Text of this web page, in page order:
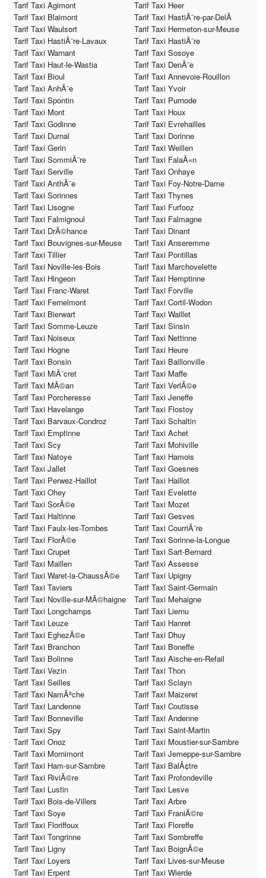
Tarif Taxi Agimont
Tarif Taxi Heer
Tarif Taxi Blaimont
Tarif Taxi HastiÃ¨re-par-DelÃ
Tarif Taxi Waulsort
Tarif Taxi Hermeton-sur-Meuse
Tarif Taxi HastiÃ¨re-Lavaux
Tarif Taxi HastiÃ¨re
Tarif Taxi Warnant
Tarif Taxi Sosoye
Tarif Taxi Haut-le-Wastia
Tarif Taxi DenÃ¨e
Tarif Taxi Bioul
Tarif Taxi Annevoie-Rouillon
Tarif Taxi AnhÃ¨e
Tarif Taxi Yvoir
Tarif Taxi Spontin
Tarif Taxi Purnode
Tarif Taxi Mont
Tarif Taxi Houx
Tarif Taxi Godinne
Tarif Taxi Evrehailles
Tarif Taxi Durnal
Tarif Taxi Dorinne
Tarif Taxi Gerin
Tarif Taxi Weillen
Tarif Taxi SommiÃ¨re
Tarif Taxi FalaÃ«n
Tarif Taxi Serville
Tarif Taxi Onhaye
Tarif Taxi AnthÃ¨e
Tarif Taxi Foy-Notre-Dame
Tarif Taxi Sorinnes
Tarif Taxi Thynes
Tarif Taxi Lisogne
Tarif Taxi Furfooz
Tarif Taxi Falmignoul
Tarif Taxi Falmagne
Tarif Taxi DrÃ©hance
Tarif Taxi Dinant
Tarif Taxi Bouvignes-sur-Meuse
Tarif Taxi Anseremme
Tarif Taxi Tillier
Tarif Taxi Pontillas
Tarif Taxi Noville-les-Bois
Tarif Taxi Marchovelette
Tarif Taxi Hingeon
Tarif Taxi Hemptinne
Tarif Taxi Franc-Waret
Tarif Taxi Forville
Tarif Taxi Fernelmont
Tarif Taxi Cortil-Wodon
Tarif Taxi Bierwart
Tarif Taxi Waillet
Tarif Taxi Somme-Leuze
Tarif Taxi Sinsin
Tarif Taxi Noiseux
Tarif Taxi Nettinne
Tarif Taxi Hogne
Tarif Taxi Heure
Tarif Taxi Bonsin
Tarif Taxi Baillonville
Tarif Taxi MiÃ¨cret
Tarif Taxi Maffe
Tarif Taxi MÃ©an
Tarif Taxi VerlÃ©e
Tarif Taxi Porcheresse
Tarif Taxi Jeneffe
Tarif Taxi Havelange
Tarif Taxi Flostoy
Tarif Taxi Barvaux-Condroz
Tarif Taxi Schaltin
Tarif Taxi Emptinne
Tarif Taxi Achet
Tarif Taxi Scy
Tarif Taxi Mohiville
Tarif Taxi Natoye
Tarif Taxi Hamois
Tarif Taxi Jallet
Tarif Taxi Goesnes
Tarif Taxi Perwez-Haillot
Tarif Taxi Haillot
Tarif Taxi Ohey
Tarif Taxi Evelette
Tarif Taxi SorÃ©e
Tarif Taxi Mozet
Tarif Taxi Haltinne
Tarif Taxi Gesves
Tarif Taxi Faulx-les-Tombes
Tarif Taxi CourriÃ¨re
Tarif Taxi FlorÃ©e
Tarif Taxi Sorinne-la-Longue
Tarif Taxi Crupet
Tarif Taxi Sart-Bernard
Tarif Taxi Maillen
Tarif Taxi Assesse
Tarif Taxi Waret-la-ChaussÃ©e
Tarif Taxi Upigny
Tarif Taxi Taviers
Tarif Taxi Saint-Germain
Tarif Taxi Noville-sur-MÃ©haigne
Tarif Taxi Mehaigne
Tarif Taxi Longchamps
Tarif Taxi Liernu
Tarif Taxi Leuze
Tarif Taxi Hanret
Tarif Taxi EghezÃ©e
Tarif Taxi Dhuy
Tarif Taxi Branchon
Tarif Taxi Boneffe
Tarif Taxi Bolinne
Tarif Taxi Aische-en-Refail
Tarif Taxi Vezin
Tarif Taxi Thon
Tarif Taxi Seilles
Tarif Taxi Sclayn
Tarif Taxi NamÃªche
Tarif Taxi Maizeret
Tarif Taxi Landenne
Tarif Taxi Coutisse
Tarif Taxi Bonneville
Tarif Taxi Andenne
Tarif Taxi Spy
Tarif Taxi Saint-Martin
Tarif Taxi Onoz
Tarif Taxi Moustier-sur-Sambre
Tarif Taxi Mornimont
Tarif Taxi Jemeppe-sur-Sambre
Tarif Taxi Ham-sur-Sambre
Tarif Taxi BalÃ¢tre
Tarif Taxi RiviÃ©re
Tarif Taxi Profondeville
Tarif Taxi Lustin
Tarif Taxi Lesve
Tarif Taxi Bois-de-Villers
Tarif Taxi Arbre
Tarif Taxi Soye
Tarif Taxi FraniÃ©re
Tarif Taxi Floriffoux
Tarif Taxi Floreffe
Tarif Taxi Tongrinne
Tarif Taxi Sombreffe
Tarif Taxi Ligny
Tarif Taxi BoignÃ©e
Tarif Taxi Loyers
Tarif Taxi Lives-sur-Meuse
Tarif Taxi Erpent
Tarif Taxi Wierde